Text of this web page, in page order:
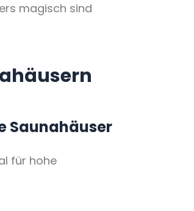
magisch sind
Saunahäuser
für hohe